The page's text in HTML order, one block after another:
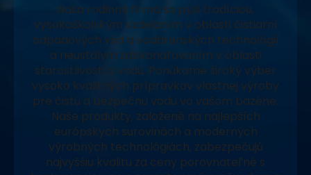
Naša rodinná firma sa pýši tradíciou,
vysokoškolským vzdelaním v oblasti čistiarní
odpadových vôd a vodárenských technológií
a neustálym zdokonaľovaním v oblasti
starostlivosti o vodu. Ponúkame široký výber
vysoko kvalitných prípravkov vlastnej výroby
pre čistú a bezpečnú vodu vo vašom bazéne.
Naše produkty, založené na najlepších
európskych surovinách a moderných
výrobných technológiách, zabezpečujú
najvyššiu kvalitu za ceny porovnateľné s